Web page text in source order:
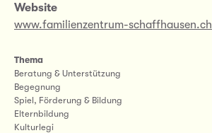
Website
www.familienzentrum-schaffhausen.ch
Thema
Beratung & Unterstützung
Begegnung
Spiel, Förderung & Bildung
Elternbildung
Kulturlegi